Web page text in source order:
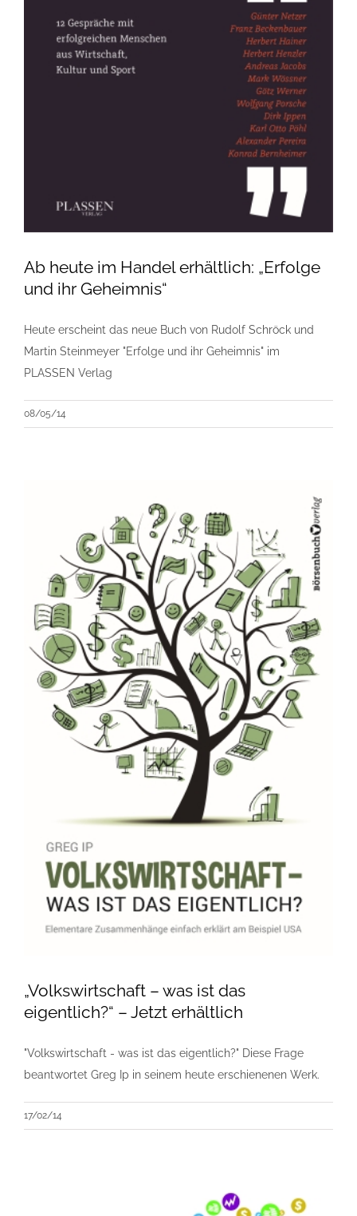
Ab heute im Handel erhältlich: „Erfolge
und ihr Geheimnis“
Heute erscheint das neue Buch von Rudolf Schröck und
Martin Steinmeyer "Erfolge und ihr Geheimnis" im
PLASSEN Verlag
08/05/14
„Volkswirtschaft – was ist das
eigentlich?“ – Jetzt erhältlich
"Volkswirtschaft - was ist das eigentlich?" Diese Frage
beantwortet Greg Ip in seinem heute erschienenen Werk.
17/02/14